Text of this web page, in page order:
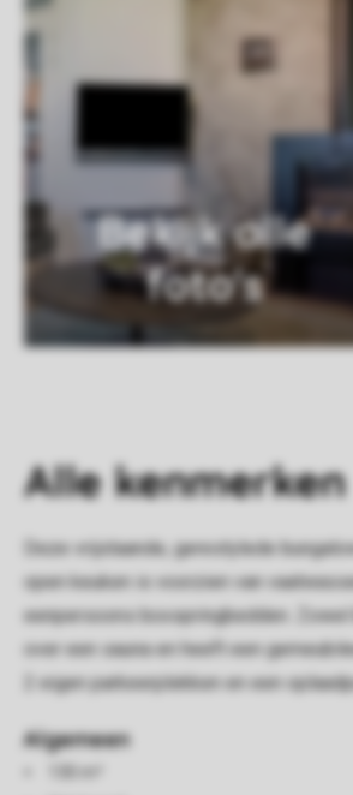
Bekijk alle
foto's
Allekenmerken
Deze vrijstaande, gerestylede
open keuken is voorzien van
eenpersoons boxspringbedden.
over een sauna en heeft een
2 eigen parkeerplekken en een
Algemeen